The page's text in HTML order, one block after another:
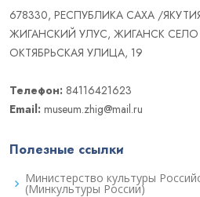
678330, РЕСПУБЛИКА САХА /
ЖИГАНСКИЙ УЛУС, ЖИГАНСК СЕЛО
ОКТЯБРЬСКАЯ УЛИЦА, 19
Телефон: 84116421623
Email: museum.zhig@mail.ru
Полезные ссылки
Министерство культуры
(Минкультуры России)